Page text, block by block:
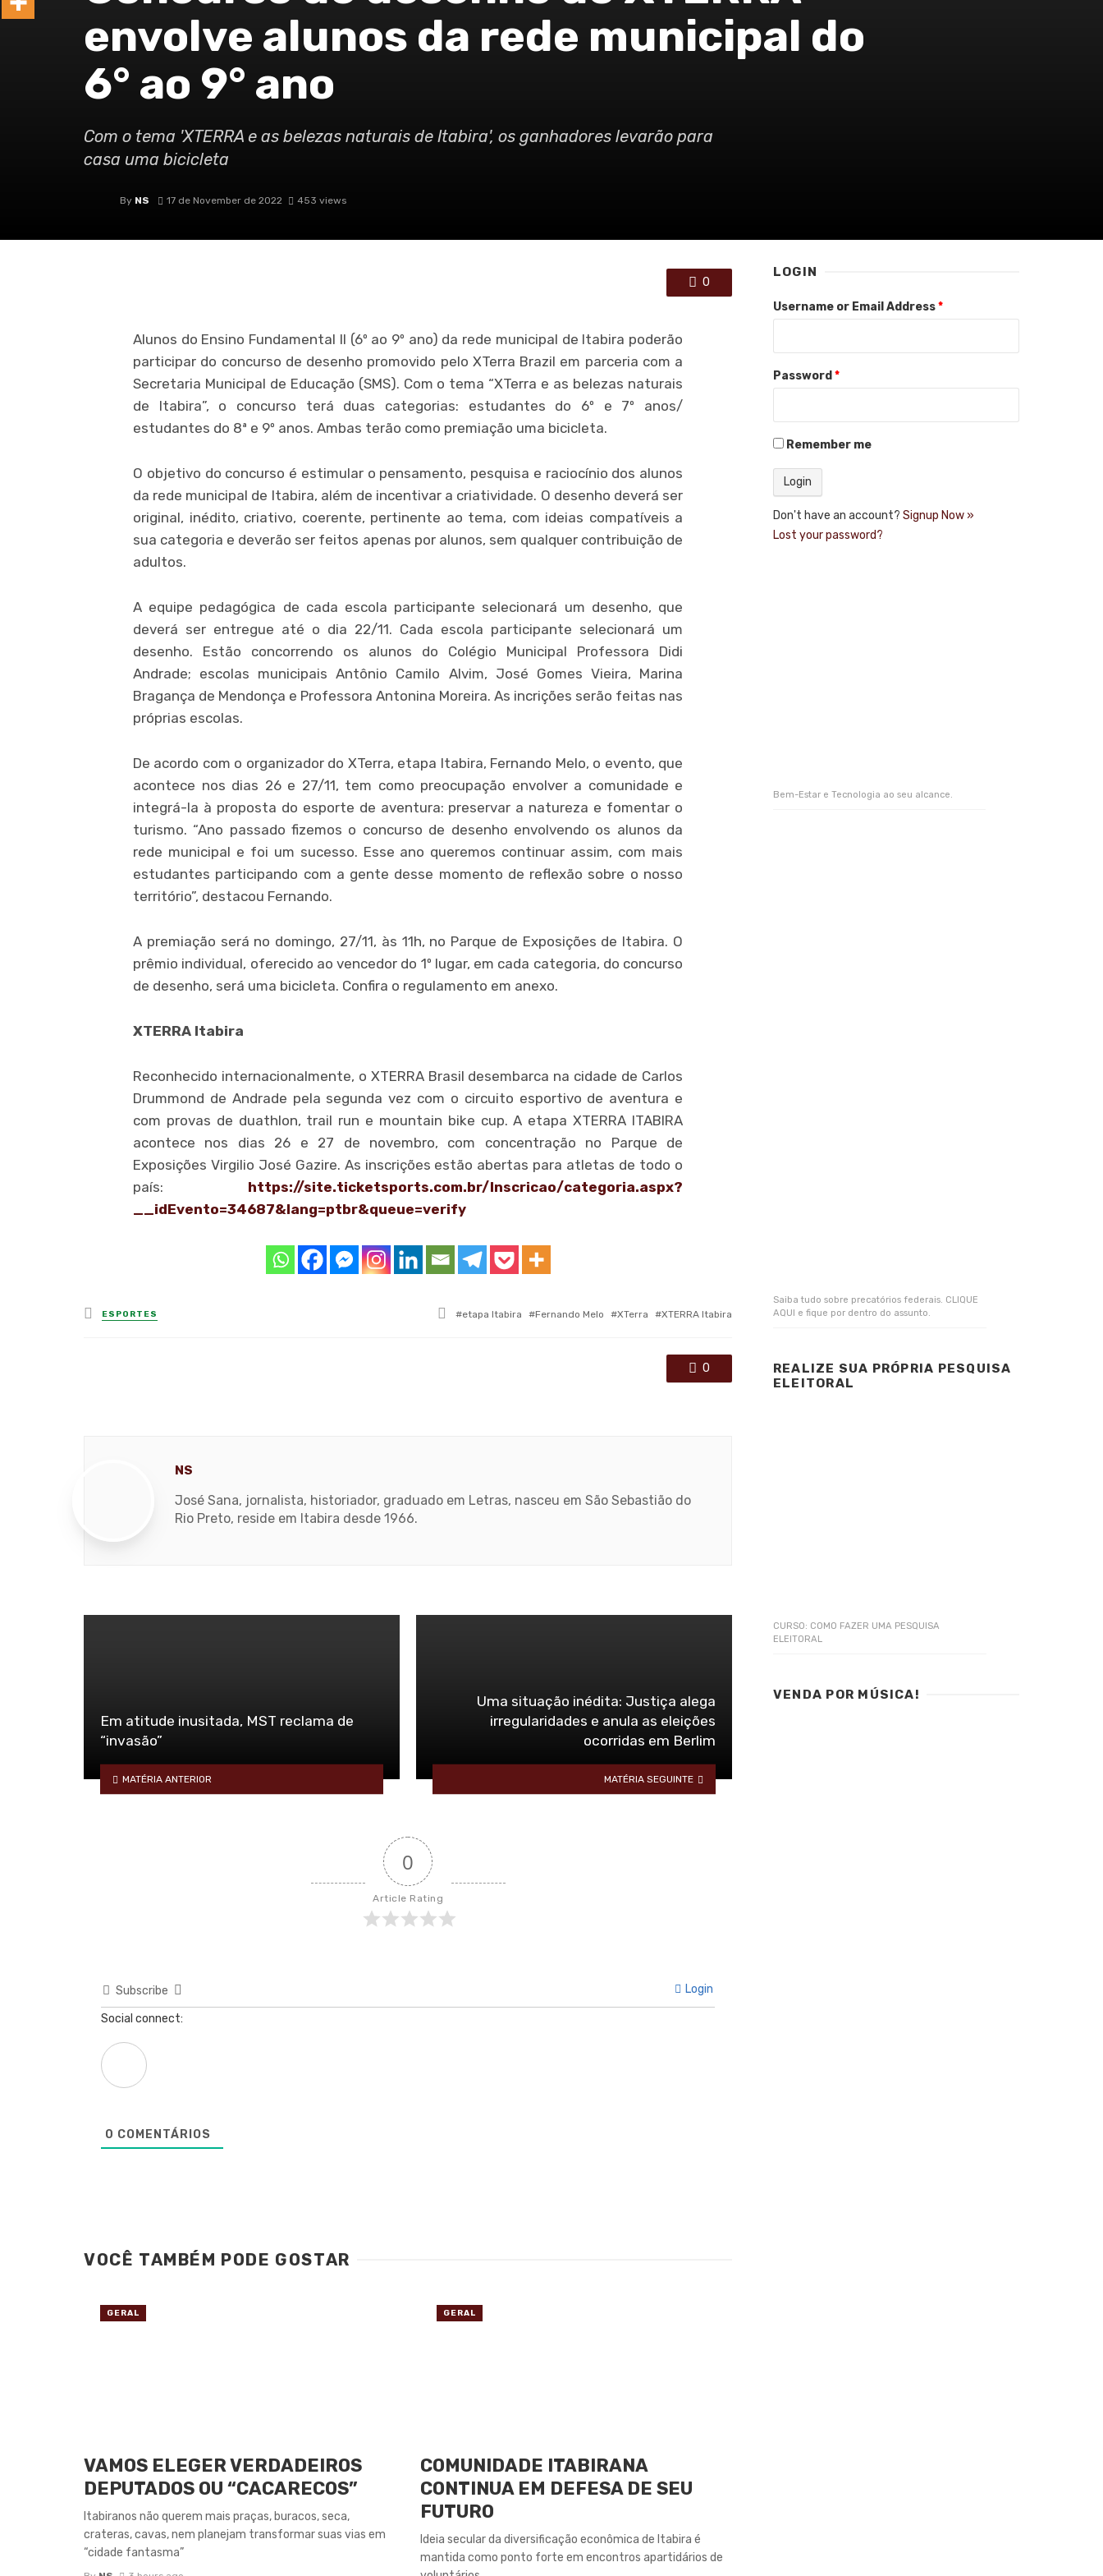
envolve alunos da rede municipal do
6° ao 9° ano
Com o tema 'XTERRA e as belezas naturais de Itabira', os ganhadores levarão para
casa uma bicicleta
By NS 17 de November de 2022 453 views
0
Alunos do Ensino Fundamental II (6º ao 9º ano) da rede municipal de Itabira poderão
participar do concurso de desenho promovido pelo XTerra Brazil em parceria com a
Secretaria Municipal de Educação (SMS). Com o tema “XTerra e as belezas naturais
de Itabira”, o concurso terá duas categorias: estudantes do 6º e 7º anos/
estudantes do 8ª e 9º anos. Ambas terão como premiação uma bicicleta.
O objetivo do concurso é estimular o pensamento, pesquisa e raciocínio dos alunos
da rede municipal de Itabira, além de incentivar a criatividade. O desenho deverá ser
original, inédito, criativo, coerente, pertinente ao tema, com ideias compatíveis a
sua categoria e deverão ser feitos apenas por alunos, sem qualquer contribuição de
adultos.
A equipe pedagógica de cada escola participante selecionará um desenho, que
deverá ser entregue até o dia 22/11. Cada escola participante selecionará um
desenho. Estão concorrendo os alunos do Colégio Municipal Professora Didi
Andrade; escolas municipais Antônio Camilo Alvim, José Gomes Vieira, Marina
Bragança de Mendonça e Professora Antonina Moreira. As incrições serão feitas nas
próprias escolas.
De acordo com o organizador do XTerra, etapa Itabira, Fernando Melo, o evento, que
acontece nos dias 26 e 27/11, tem como preocupação envolver a comunidade e
integrá-la à proposta do esporte de aventura: preservar a natureza e fomentar o
turismo. “Ano passado fizemos o concurso de desenho envolvendo os alunos da
rede municipal e foi um sucesso. Esse ano queremos continuar assim, com mais
estudantes participando com a gente desse momento de reflexão sobre o nosso
território”, destacou Fernando.
A premiação será no domingo, 27/11, às 11h, no Parque de Exposições de Itabira. O
prêmio individual, oferecido ao vencedor do 1º lugar, em cada categoria, do concurso
de desenho, será uma bicicleta. Confira o regulamento em anexo.
XTERRA Itabira
Reconhecido internacionalmente, o XTERRA Brasil desembarca na cidade de Carlos
Drummond de Andrade pela segunda vez com o circuito esportivo de aventura e
com provas de duathlon, trail run e mountain bike cup. A etapa XTERRA ITABIRA
acontece nos dias 26 e 27 de novembro, com concentração no Parque de
Exposições Virgilio José Gazire. As inscrições estão abertas para atletas de todo o
país: https://site.ticketsports.com.br/Inscricao/categoria.aspx?
__idEvento=34687&lang=ptbr&queue=verify
Posted
in
ESPORTES
Tagged
etapa Itabira Fernando Melo XTerra XTERRA Itabira
0
NS
José Sana, jornalista, historiador, graduado em Letras, nasceu em São Sebastião do
Rio Preto, reside em Itabira desde 1966.
Em atitude inusitada, MST reclama de
“invasão”
MATÉRIA ANTERIOR
Uma situação inédita: Justiça alega
irregularidades e anula as eleições
ocorridas em Berlim
MATÉRIA SEGUINTE
0
Article Rating
Subscribe Login
Social connect:
0 COMENTÁRIOS
VOCÊ TAMBÉM PODE GOSTAR
VAMOS ELEGER VERDADEIROS
DEPUTADOS OU “CACARECOS”
Itabiranos não querem mais praças, buracos, seca,
crateras, cavas, nem planejam transformar suas vias em
“cidade fantasma”
GERAL
COMUNIDADE ITABIRANA
CONTINUA EM DEFESA DE SEU
FUTURO
Ideia secular da diversificação econômica de Itabira é
mantida como ponto forte em encontros apartidários de
GERAL
LOGIN
Username or Email Address*
Password *
Remember me
Don't have an account? Signup Now »
Lost your password?
Bem-Estar e Tecnologia ao seu alcance.
Saiba tudo sobre precatórios federais. CLIQUE
AQUI e fique por dentro do assunto.
REALIZE SUA PRÓPRIA PESQUISA
ELEITORAL
CURSO: COMO FAZER UMA PESQUISA
ELEITORAL
VENDA POR MÚSICA!